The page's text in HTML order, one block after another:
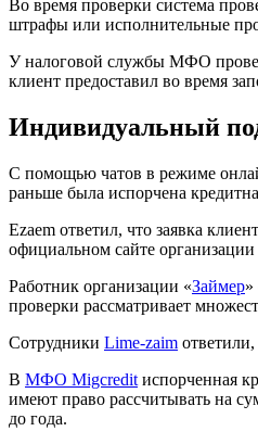
Во время проверки система
штрафы или исполнительные
У налоговой службы МФО
клиент предоставил во время
Индивидуальный
С помощью чатов в режиме
раньше была испорчена
Ezaem ответил, что заявка
официальном сайте
Работник организации «Займер»
проверки рассматривает
Сотрудники Lime-zaim
В МФО Migcredit испорченная
имеют право рассчитывать на
до года.